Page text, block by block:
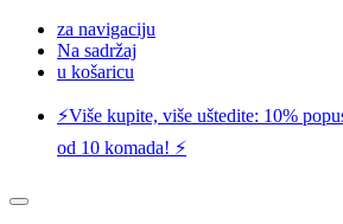
za navigaciju
Na sadržaj
u košaricu
⚡️Više kupite, više uštedite: 10%
od 10 komada! ⚡️